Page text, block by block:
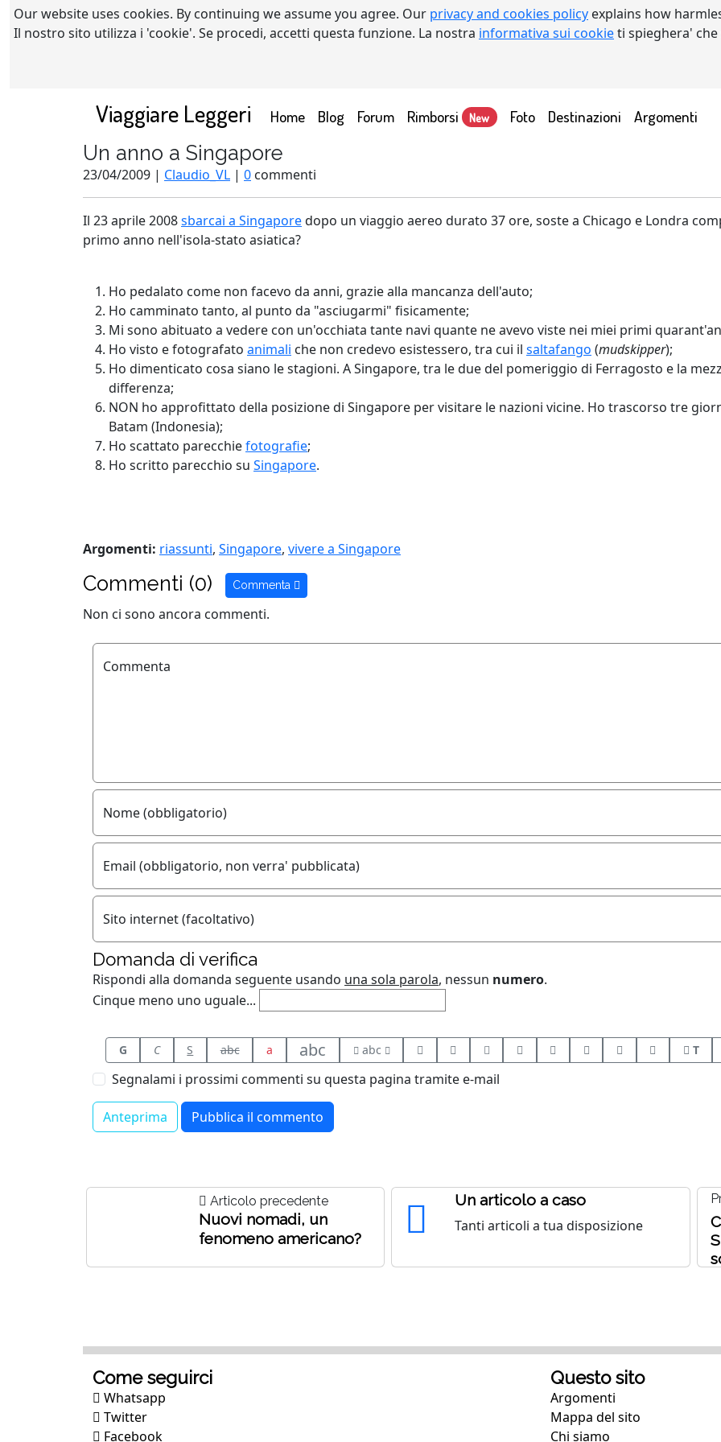
Our website uses cookies. By continuing we assume you agree. Our privacy and cookies policy explains how
Il nostro sito utilizza i 'cookie'. Se procedi, accetti questa funzione. La nostra informativa sui cookieti spieghera'
Viaggiare Leggeri Home(current)
Blog Forum Rimborsi New Foto Destinazioni Argomenti
Un anno a Singapore
23/04/2009 | Claudio_VL | 0 commenti
Il 23 aprile 2008sbarcai a Singaporedopo un viaggio aereo durato 37 ore, soste a Chicago e Londra
primo anno nell'isola-stato asiatica?
Ho pedalato come non facevo da anni, grazie alla mancanza dell'auto;
Ho camminato tanto, al punto da "asciugarmi" fisicamente;
Mi sono abituato a vedere con un'occhiata tante navi quante ne avevo viste nei miei primi
Ho visto e fotografato animali che non credevo esistessero, tra cui il saltafango (mudskipper);
Ho dimenticato cosa siano le stagioni. A Singapore, tra le due del pomeriggio di Ferragosto e la
differenza;
NON ho approfittato della posizione di Singapore per visitare le nazioni vicine. Ho trascorso tre
Batam (Indonesia);
Ho scattato parecchiefotografie;
Ho scritto parecchio su Singapore.
Argomenti: riassunti, Singapore, vivere a Singapore
Commenti (0) Commenta
Non ci sono ancora commenti.
Commenta
Nome (obbligatorio)
Email (obbligatorio, non verra' pubblicata)
Sito internet (facoltativo)
Domanda di verifica
Rispondi alla domanda seguente usando una sola parola, nessun numero.
Cinque meno uno uguale...
G C S abc a abc abc T
Segnalami i prossimi commenti su questa pagina tramite e-mail
Articolo precedente
Nuovi nomadi, un
fenomeno americano?
Un articolo a caso
Tanti articoli a tua disposizione
Come seguirci
Whatsapp
Twitter
Facebook
Questo sito
Argomenti
Mappa del sito
Chi siamo